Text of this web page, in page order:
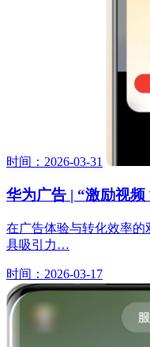
时间：2026-03-31
华为广告 | “激励视
在广告体验与转化效率
具吸引力…
时间：2026-03-17